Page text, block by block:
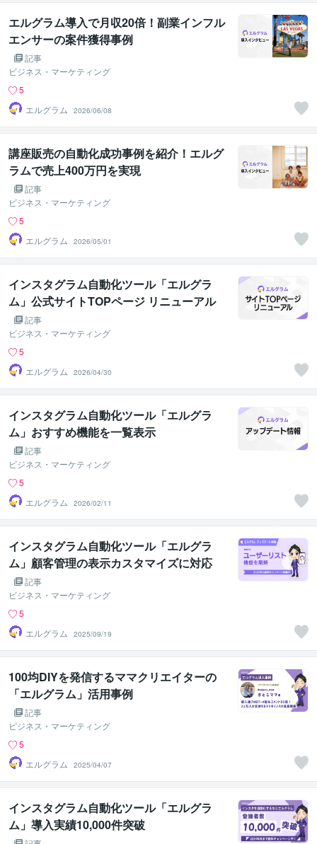
エルグラム導入で月収20倍！副業インフル
エンサーの案件獲得事例
記事
ビジネス・マーケティング
5
エルグラム
2026/06/08
講座販売の自動化成功事例を紹介！エルグ
ラムで売上400万円を実現
記事
ビジネス・マーケティング
5
エルグラム
2026/05/01
インスタグラム自動化ツール「エルグラ
ム」公式サイトTOPページ リニューアル
記事
ビジネス・マーケティング
5
エルグラム
2026/04/30
インスタグラム自動化ツール「エルグラ
ム」おすすめ機能を一覧表示
記事
ビジネス・マーケティング
5
エルグラム
2026/02/11
インスタグラム自動化ツール「エルグラ
ム」顧客管理の表示カスタマイズに対応
記事
ビジネス・マーケティング
5
エルグラム
2025/09/19
100均DIYを発信するママクリエイターの
「エルグラム」活用事例
記事
ビジネス・マーケティング
5
エルグラム
2025/04/07
インスタグラム自動化ツール「エルグラ
ム」導入実績10,000件突破